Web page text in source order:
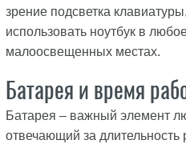
зрение подсветка
использовать ноутбук в
малоосвещенных местах.
Батарея и время
Батарея – важный элемент
отвечающий за длительность